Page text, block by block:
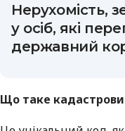
Нерухомість,
у осіб, які
державний
Що таке